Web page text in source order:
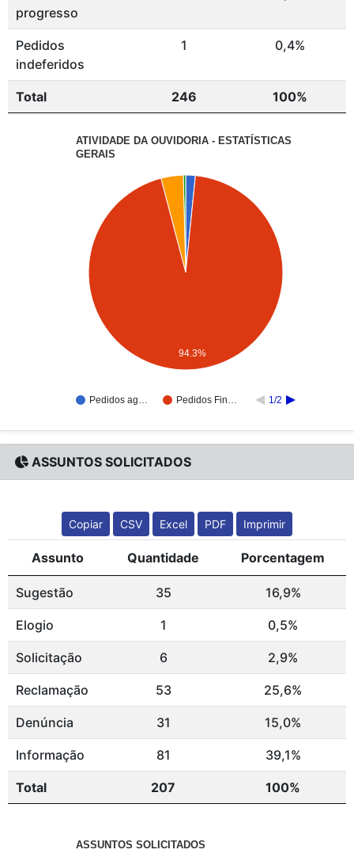
progresso
Pedidos
indeferidos
1 0,4%
Total 246 100%
ATIVIDADE DA OUVIDORIA - ESTATÍSTICAS
GERAIS
Pedidos ag… Pedidos Fin… 1/2
94.3%
ASSUNTOS SOLICITADOS
Copiar CSV Excel PDF Imprimir
Assunto Quantidade Porcentagem
Sugestão 35 16,9%
Elogio 1 0,5%
Solicitação 6 2,9%
Reclamação 53 25,6%
Denúncia 31 15,0%
Informação 81 39,1%
Total 207 100%
ASSUNTOS SOLICITADOS